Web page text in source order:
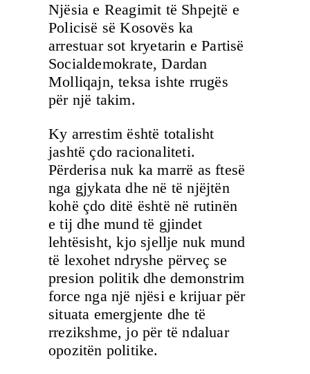
Njësia e Reagimit të Shpejtë e
Policisë së Kosovës ka
arrestuar sot kryetarin e Partisë
Socialdemokrate, Dardan
Molliqajn, teksa ishte rrugës
për një takim.
Ky arrestim është totalisht
jashtë çdo racionaliteti.
Përderisa nuk ka marrë as ftesë
nga gjykata dhe në të njëjtën
kohë çdo ditë është në rutinën
e tij dhe mund të gjindet
lehtësisht, kjo sjellje nuk mund
të lexohet ndryshe përveç se
presion politik dhe demonstrim
force nga një njësi e krijuar për
situata emergjente dhe të
rrezikshme, jo për të ndaluar
opozitën politike.